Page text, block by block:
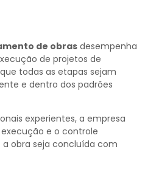
de obrasdesempenha
de projetos de
todas as etapas sejam
e dentro dos padrões
experientes, a empresa
e o controle
obra seja concluída com